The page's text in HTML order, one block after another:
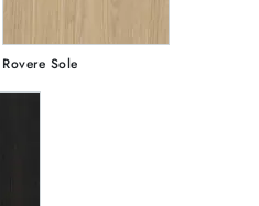
Rovere Sole